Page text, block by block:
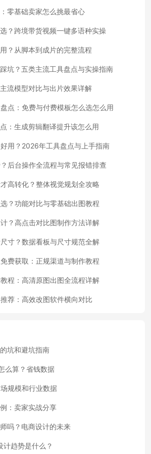
零基础卖家怎么挑最省心
？跨境带货视频一键多语种实操
？从脚本到成片的完整流程
坑？五类主流工具盘点与实操指南
流模型对比与出片效果详解
点：免费与付费模板怎么选怎么用
：生成剪辑翻译提升该怎么用
用？2026年工具盘点与上手指南
后台操作全流程与常见报错排查
高转化？整体视觉规划全攻略
？功能对比与零基础出图教程
？高点击对比图制作方法详解
寸？数据看板与尺寸规范全解
费获取：正规渠道与制作教程
程：高清原图出图全流程详解
荐：高效改图软件横向对比
坑和避坑指南
么算？省钱数据
规模和行业数据
：卖家实战分享
吗？电商设计的未来
趋势是什么？